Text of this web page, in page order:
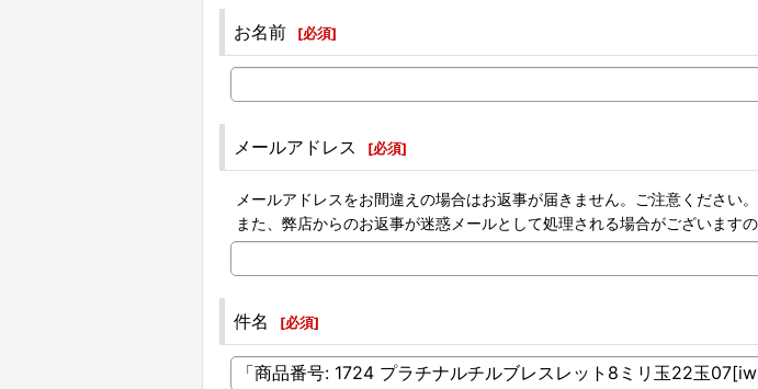
お名前 [必須]
メールアドレス [必須]
メールアドレスをお間違えの場合はお返事が届きません。ご注意ください。
また、弊店からのお返事が迷惑メールとして処理される場合がございます
件名 [必須]